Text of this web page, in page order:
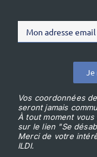
Je
Vos coordonnées
seront jamais
À tout moment
sur le lien "Se
Merci de votre
ILDI.